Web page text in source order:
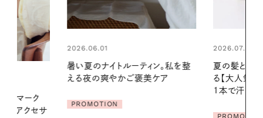
2026.07.24
夏の髪と心が瞬時にリフレッシュす
る【大人気のドライシャンプー】 この
2026.06.01
真夏に向け
やりジェルと
地よくうるお